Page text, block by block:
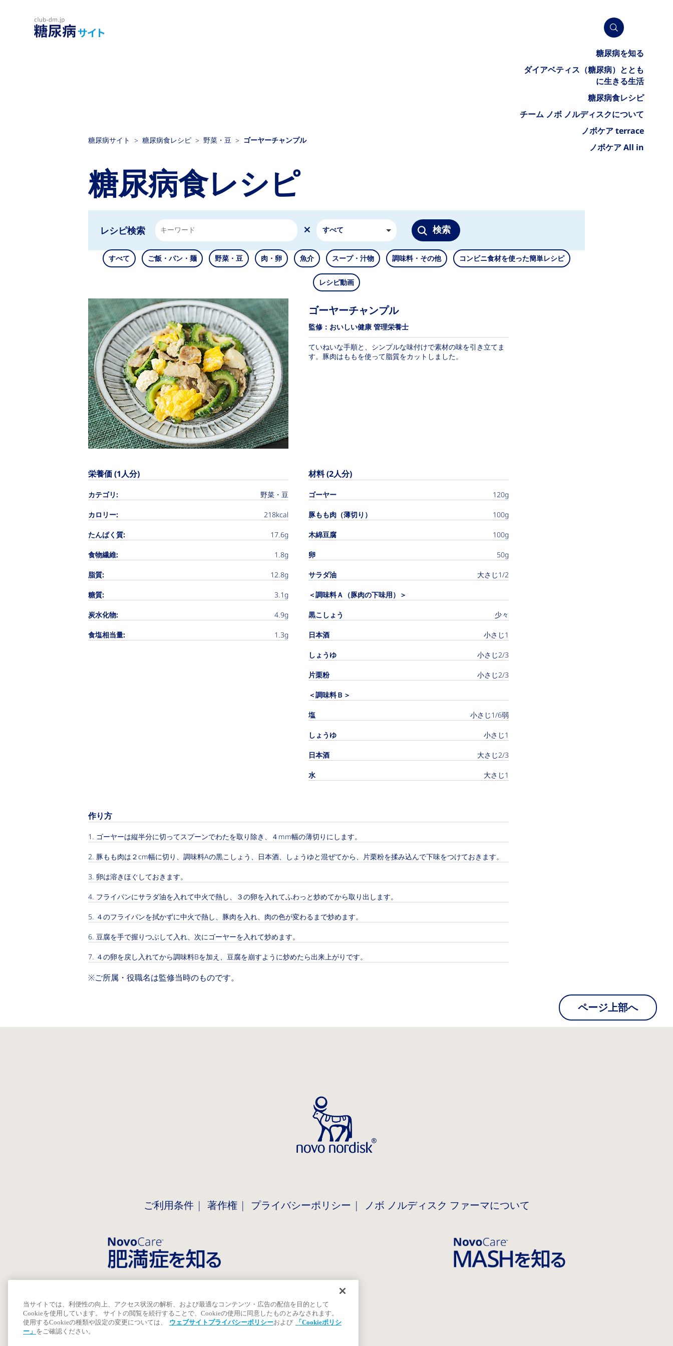
糖尿病を知る
ダイアベティス（糖尿病）ととも
に生きる生活
糖尿病食レシピ
チーム ノボ ノルディスクについて
ノボケア terrace
ノボケア All in
糖尿病サイト 糖尿病食レシピ 野菜・豆 ゴーヤーチャンプル
糖尿病食レシピ
レシピ検索 すべて 検索
すべて ご飯・パン・麺 野菜・豆 肉・卵 魚介 スープ・汁物 調味料・その他 コンビニ食材を使った簡単レシピ
レシピ動画
ゴーヤーチャンプル
監修：おいしい健康 管理栄養士
ていねいな手順と、シンプルな味付けで素材の味を引き立てま
す。豚肉はももを使って脂質をカットしました。
栄養価 (1人分)
カテゴリ:
野菜・豆
カロリー:
218kcal
たんぱく質:
17.6g
食物繊維:
1.8g
脂質:
12.8g
糖質:
3.1g
炭水化物:
4.9g
食塩相当量:
1.3g
材料 (2人分)
ゴーヤー
120g
豚もも肉（薄切り）
100g
木綿豆腐
100g
卵
50g
サラダ油
大さじ1/2
＜調味料Ａ（豚肉の下味用）＞
黒こしょう
少々
日本酒
小さじ1
しょうゆ
小さじ2/3
片栗粉
小さじ2/3
＜調味料Ｂ＞
塩
小さじ1/6弱
しょうゆ
小さじ1
日本酒
大さじ2/3
水
大さじ1
作り方
ゴーヤーは縦半分に切ってスプーンでわたを取り除き、４mm幅の薄切りにします。
豚もも肉は２cm幅に切り、調味料Aの黒こしょう、日本酒、しょうゆと混ぜてから、片栗粉を揉み込んで下味をつけておきます。
卵は溶きほぐしておきます。
フライパンにサラダ油を入れて中火で熱し、３の卵を入れてふわっと炒めてから取り出します。
４のフライパンを拭かずに中火で熱し、豚肉を入れ、肉の色が変わるまで炒めます。
豆腐を手で握りつぶして入れ、次にゴーヤーを入れて炒めます。
４の卵を戻し入れてから調味料Bを加え、豆腐を崩すように炒めたら出来上がりです。
※ご所属・役職名は監修当時のものです。
ページ上部へ
ご利用条件 著作権 プライバシーポリシー ノボ ノルディスク ファーマについて
当サイトでは、利便性の向上、アクセス状況の解析、および最適なコンテンツ・広告の配信を目的として
Cookieを使用しています。 サイトの閲覧を続行することで、Cookieの使用に同意したものとみなされます。
使用するCookieの種類や設定の変更については、
ウェブサイトプライバシーポリシーおよび
「Cookieポリシ
ー」 をご確認ください。